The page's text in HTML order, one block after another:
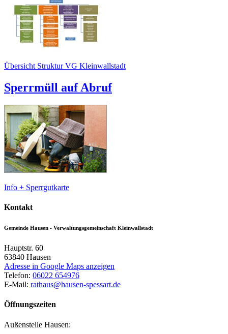
Übersicht Struktur VG Kleinwallstadt
Sperrmüll auf Abruf
Info + Sperrgutkarte
Kontakt
Gemeinde Hausen - Verwaltungsgemeinschaft Kleinwallstadt
Hauptstr. 60
63840 Hausen
Adresse in Google Maps anzeigen
Telefon: 06022 654976
E-Mail: rathaus@hausen-spessart.de
Öffnungszeiten
Außenstelle Hausen: